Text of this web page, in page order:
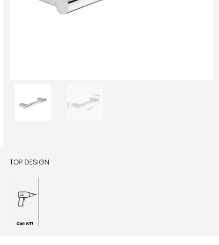
TOP DESIGN
Con VITI